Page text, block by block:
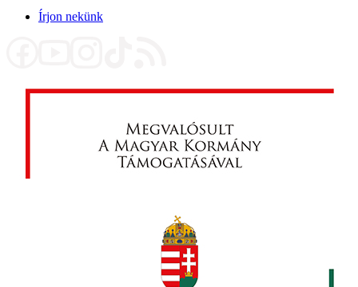
Írjon nekünk